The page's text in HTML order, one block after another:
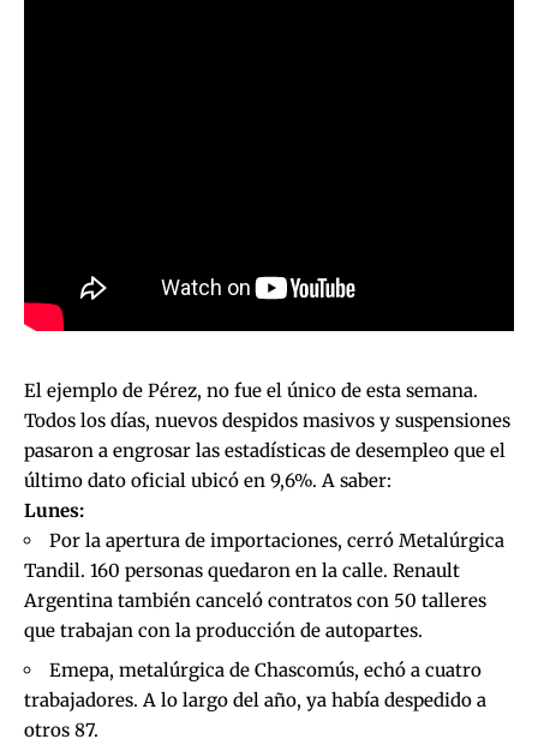
El ejemplo de Pérez, no fue el único de esta semana.
Todos los días, nuevos despidos masivos y suspensiones
pasaron a engrosar las estadísticas de desempleo que el
último dato oficial ubicó en 9,6%. A saber:
Lunes:
Por la apertura de importaciones, cerró Metalúrgica
Tandil. 160 personas quedaron en la calle. Renault
Argentina también canceló contratos con 50 talleres
que trabajan con la producción de autopartes.
Emepa, metalúrgica de Chascomús, echó a cuatro
trabajadores. A lo largo del año, ya había despedido a
otros 87.